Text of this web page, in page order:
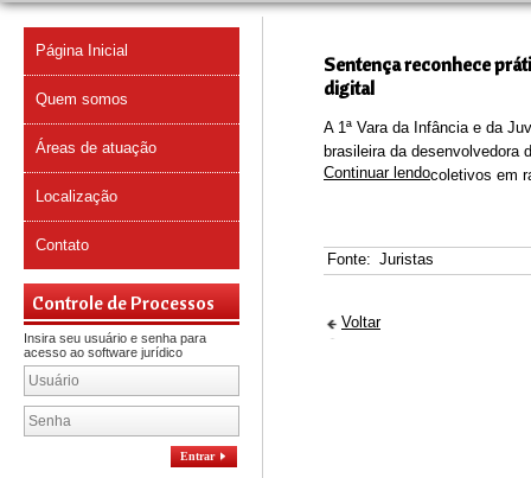
Página Inicial
Quem somos
Áreas de atuação
Localização
Contato
Controle de Processos
Insira seu usuário e senha para
acesso ao software jurídico
Entrar
Sentença reconhece
digital
A 1ª Vara da Infância e da
brasileira da desenvolvedora
coletivos em
Continuar lendo
Fonte: Juristas
Voltar